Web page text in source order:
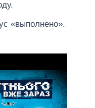
«выполнено».